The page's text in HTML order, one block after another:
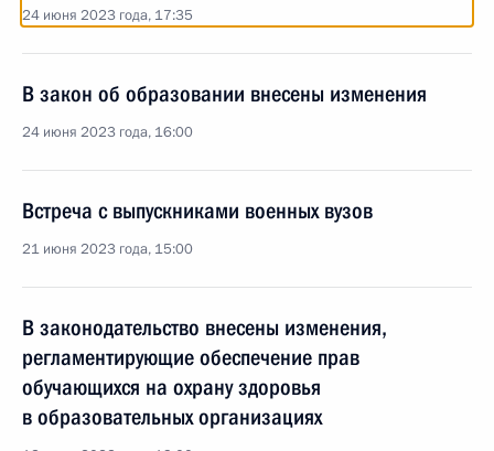
24 июня 2023 года, 17:35
В закон об образовании внесены изменения
24 июня 2023 года, 16:00
Встреча с выпускниками военных вузов
21 июня 2023 года, 15:00
В законодательство внесены изменения,
регламентирующие обеспечение прав
обучающихся на охрану здоровья
в образовательных организациях